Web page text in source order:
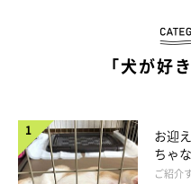
「犬が好
お迎
ちゃ
コ“コ
ご紹介